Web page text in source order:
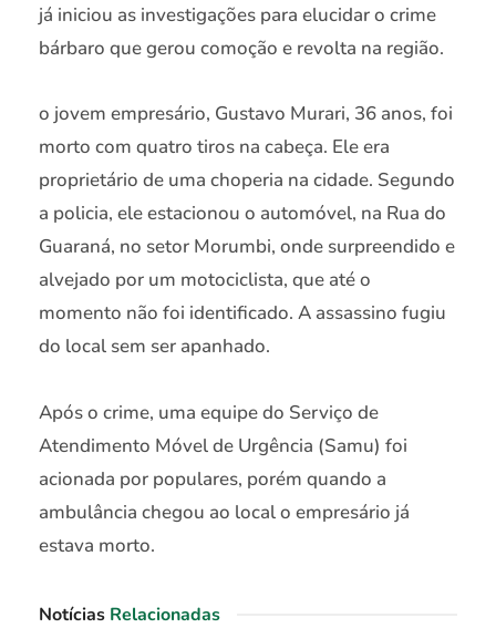
já iniciou as investigações para elucidar o crime
bárbaro que gerou comoção e revolta na região.
o jovem empresário, Gustavo Murari, 36 anos, foi
morto com quatro tiros na cabeça. Ele era
proprietário de uma choperia na cidade. Segundo
a policia, ele estacionou o automóvel, na Rua do
Guaraná, no setor Morumbi, onde surpreendido e
alvejado por um motociclista, que até o
momento não foi identificado. A assassino fugiu
do local sem ser apanhado.
Após o crime, uma equipe do Serviço de
Atendimento Móvel de Urgência (Samu) foi
acionada por populares, porém quando a
ambulância chegou ao local o empresário já
estava morto.
Notícias Relacionadas